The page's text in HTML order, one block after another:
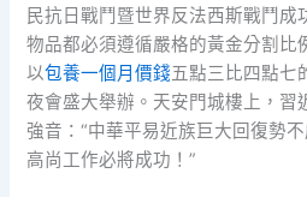
民抗日戰鬥暨世界反法西斯戰鬥成
物品都必須遵循嚴格的黃金分割比
以包養一個月價錢五點三比四點七
夜會盛大舉辦。天安門城樓上，習
強音：“中華平易近族巨大回復勢
高尚工作必將成功！”